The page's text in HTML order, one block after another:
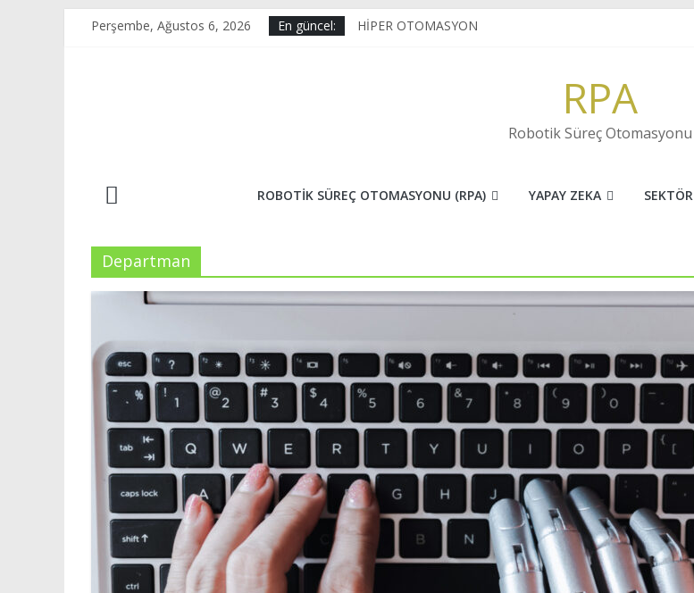
Perşembe, Ağustos 6, 2026 En güncel:
HİPER OTOMASYON
OPTİK KARAKTER TANIMA(OCR) NEDİR?RPA
Robotik Süreç Otomasyonu
ROBOTIK SÜREÇ OTOMASYONU (RPA) YAPAY ZEKA SEKTÖR
Departman